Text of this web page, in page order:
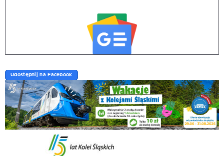
Udostępnij na Facebook